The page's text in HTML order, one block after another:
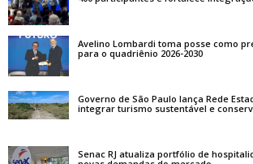
Avelino Lombardi toma posse como
para o quadriênio 2026-2030
Governo de São Paulo lança Rede
integrar turismo sustentável e
Senac RJ atualiza portfólio de